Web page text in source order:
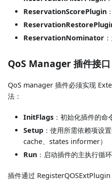
ReservationScorePlugin
ReservationNominator
QoS Manager 插件接口
QoS manager 插件必须实现
法：
InitFlags ：初始化插件的命
Setup ：使用所需依赖项设
cache、states informer）
Run ：启动插件的主执行循环
插件通过